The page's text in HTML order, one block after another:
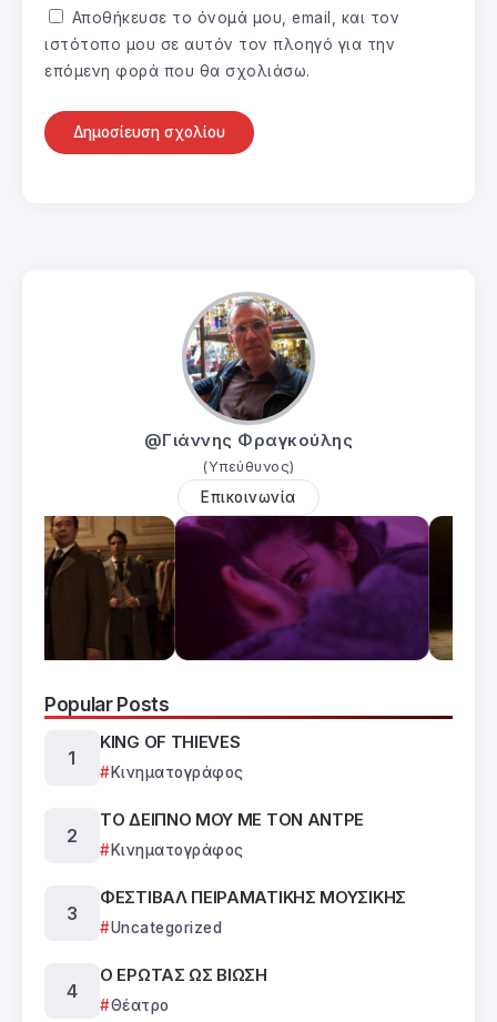
Αποθήκευσε το όνομά μου, email, και τον
ιστότοπο μου σε αυτόν τον πλοηγό για την
επόμενη φορά που θα σχολιάσω.
@Γιάννης Φραγκούλης
(Υπεύθυνος)
Επικοινωνία
Popular Posts
KING OF THIEVES
Κινηματογράφος
ΤΟ ΔΕΙΠΝΟ ΜΟΥ ΜΕ ΤΟΝ ΑΝΤΡΕ
Κινηματογράφος
ΦΕΣΤΙΒΑΛ ΠΕΙΡΑΜΑΤΙΚΗΣ ΜΟΥΣΙΚΗΣ
Uncategorized
Ο ΕΡΩΤΑΣ ΩΣ ΒΙΩΣΗ
Θέατρο